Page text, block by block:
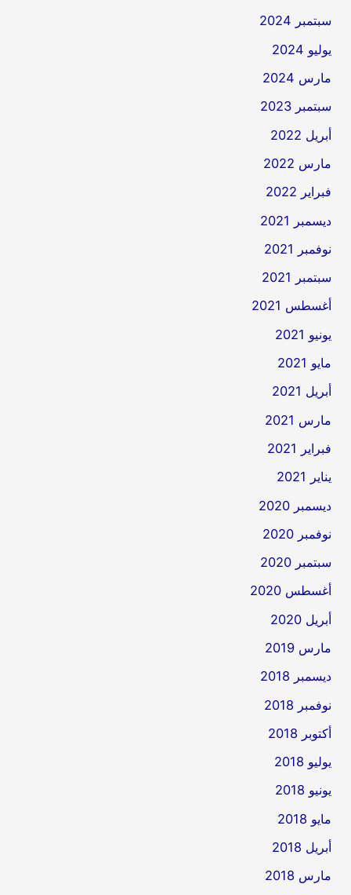
سبتمبر 2024
يوليو 2024
مارس 2024
سبتمبر 2023
أبريل 2022
مارس 2022
فبراير 2022
ديسمبر 2021
نوفمبر 2021
سبتمبر 2021
أغسطس 2021
يونيو 2021
مايو 2021
أبريل 2021
مارس 2021
فبراير 2021
يناير 2021
ديسمبر 2020
نوفمبر 2020
سبتمبر 2020
أغسطس 2020
أبريل 2020
مارس 2019
ديسمبر 2018
نوفمبر 2018
أكتوبر 2018
يوليو 2018
يونيو 2018
مايو 2018
أبريل 2018
مارس 2018